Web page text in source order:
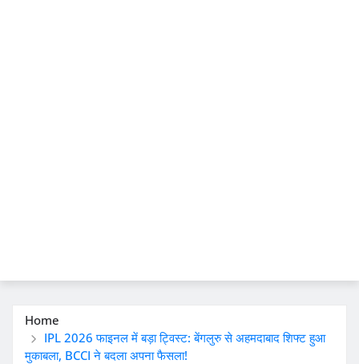
Home
IPL 2026 फाइनल में बड़ा ट्विस्ट: बेंगलुरु से अहमदाबाद शिफ्ट हुआ
मुकाबला, BCCI ने बदला अपना फैसला!